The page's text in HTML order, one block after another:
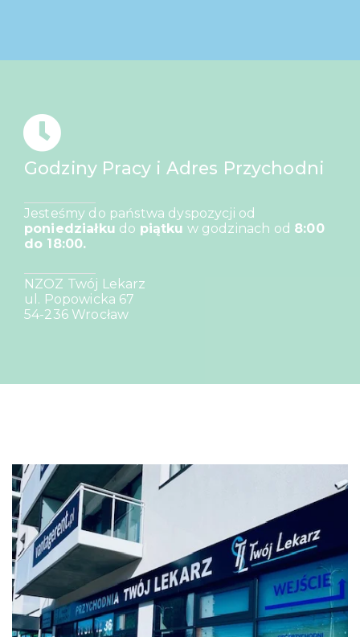
Godziny Pracy i Adres Przychodni
Jesteśmy do państwa dyspozycji od
poniedziałku do piątku w godzinach od 8:00
do 18:00.
NZOZ Twój Lekarz
ul. Popowicka 67
54-236 Wrocław